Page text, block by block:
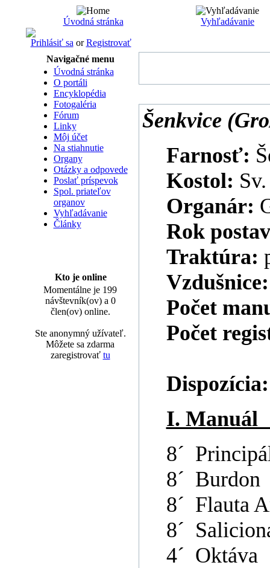
Úvodná stránka Vyhľadávanie
Prihlásiť sa orRegistrovať
Navigačné menu
Úvodná stránka
O portáli
Encyklopédia
Fotogaléria
Fórum
Linky
Môj účet
Na stiahnutie
Organy
Otázky a odpovede
Poslať príspevok
Spol. priateľov
organov
Vyhľadávanie
Články
Kto je online
Momentálne je 199
návštevník(ov) a 0
člen(ov) online.
Ste anonymný užívateľ.
Môžete sa zdarma
zaregistrovať tu
Šenkvice
Farnosť:
Kostol:
Organár:
Rok
Traktúra:
Počet
Počet
Dispozícia:
I.
8´
8´ Burdon
8´ Flauta
8´
4´ Oktáva